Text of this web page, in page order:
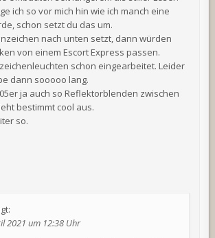
ich so vor mich hin wie ich manch eine
schon setzt du das um.
nach unten setzt, dann würden
von einem Escort Express passen.
schon eingearbeitet. Leider
dann sooooo lang.
ja auch so Reflektorblenden zwischen
bestimmt cool aus.
so.
2021 um 12:38 Uhr